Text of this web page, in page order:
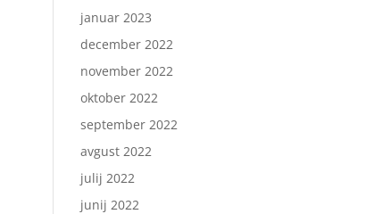
januar 2023
december 2022
november 2022
oktober 2022
september 2022
avgust 2022
julij 2022
junij 2022